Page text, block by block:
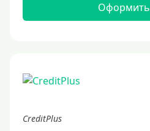
Оформить
CreditPlus